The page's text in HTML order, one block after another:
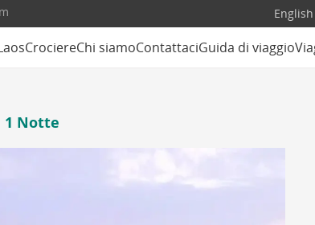
English
CrociereChi siamoContattaciGuida di viaggio
1 Notte